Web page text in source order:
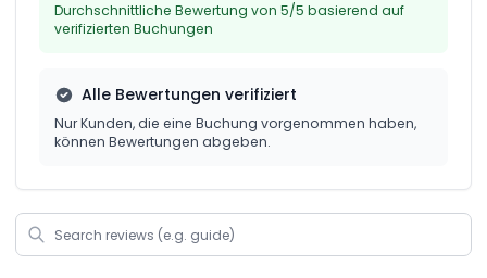
Durchschnittliche Bewertung von 5/5 basierend auf
verifizierten Buchungen
Alle Bewertungen verifiziert
Nur Kunden, die eine Buchung vorgenommen haben,
können Bewertungen abgeben.